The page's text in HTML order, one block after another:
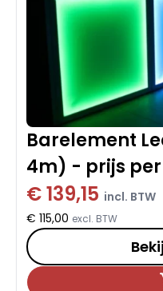
Barelement
4m) - prijs
€ 139,15 incl. BTW
€ 115,00 excl. BTW